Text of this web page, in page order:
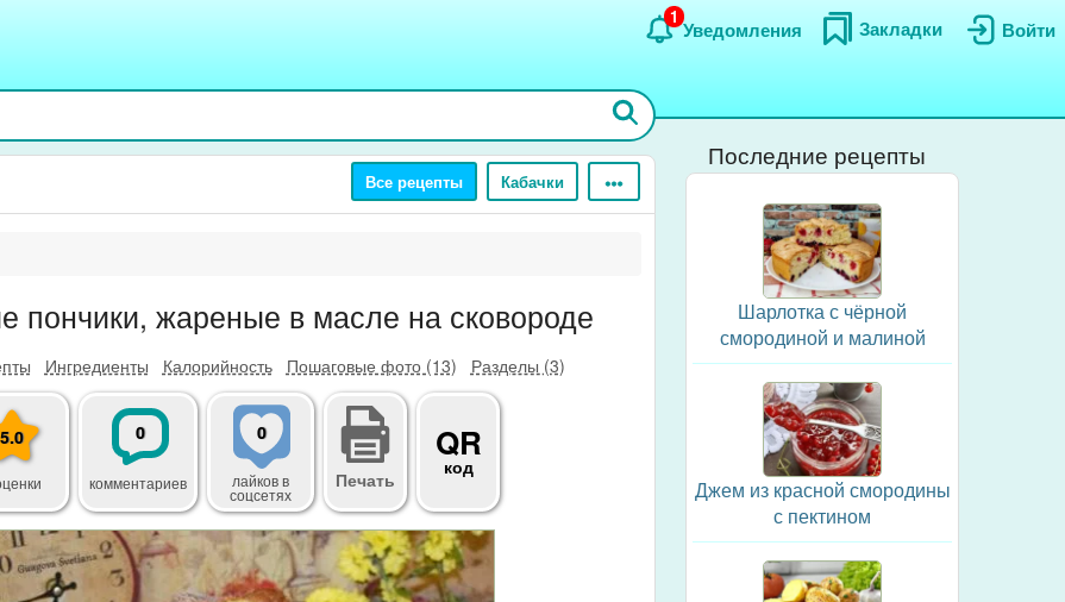
Войти
Закладки
Уведомления
1
Все рецепты Кабачки
пончики, жареные в масле на сковороде
Ингредиенты Калорийность Пошаговые фото (13) Разделы (3)
5.0 0
комментариев
0
лайковв
соцсетях
Печать
QR
код
Последние рецепты
Шарлотка с чёрной
смородиной и малиной
Джем из красной смородины
с пектином